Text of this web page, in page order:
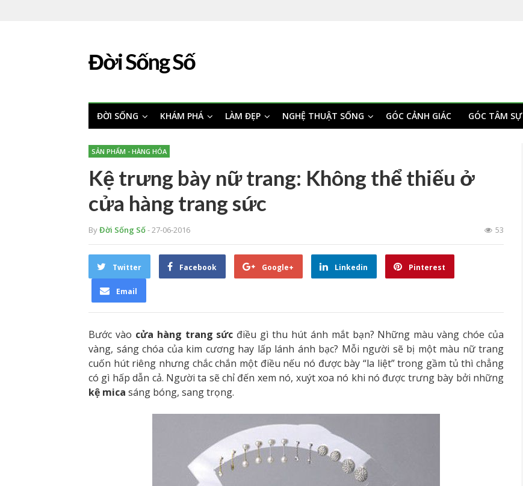
Đời Sống Số
ĐỜI SỐNG KHÁM PHÁ LÀM ĐẸP NGHỆ THUẬT SỐNG GÓC CẢNH GIÁC GÓC TÂM SỰ
SẢN PHẨM - HÀNG HÓA
Kệ trưng bày nữ trang: Không thể thiếu ở
cửa hàng trang sức
ByĐời Sống Số- 27-06-2016 53
Twitter Facebook Google+ Linkedin Pinterest
Email
Bước vào cửa hàng trang sức điều gì thu hút ánh mắt bạn? Những màu vàng chóe của
vàng, sáng chóa của kim cương hay lấp lánh ánh bạc? Mỗi người sẽ bị một màu nữ trang
cuốn hút riêng nhưng chắc chắn một điều nếu nó được bày “la liệt” trong gầm tủ thì chẳng
có gì hấp dẫn cả. Người ta sẽ chỉ đến xem nó, xuýt xoa nó khi nó được trưng bày bởi những
kệ mica sáng bóng, sang trọng.